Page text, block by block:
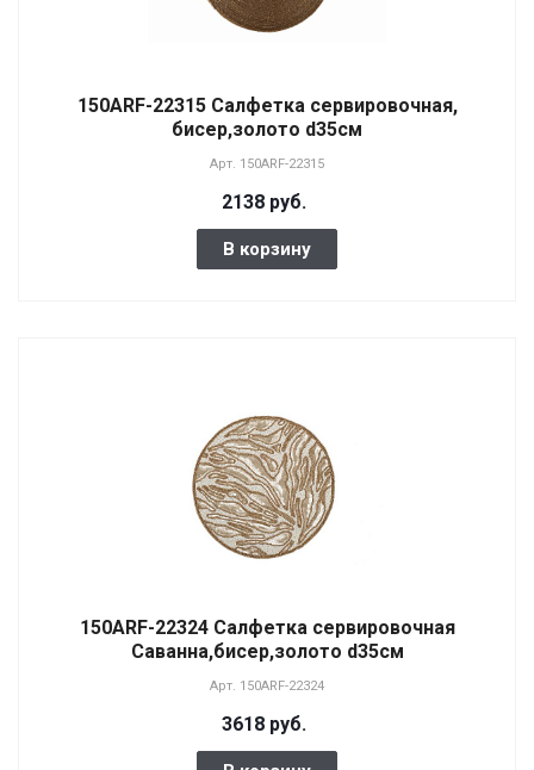
150ARF-22315 Салфетка сервировочная,
бисер,золото d35см
Арт. 150ARF-22315
2138 руб.
В корзину
150ARF-22324 Салфетка сервировочная
Саванна,бисер,золото d35см
Арт. 150ARF-22324
3618 руб.